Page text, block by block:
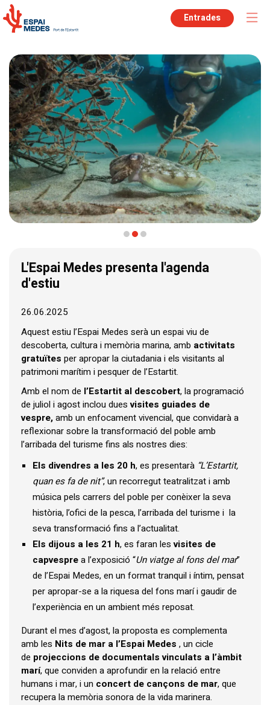
Entrades
L'Espai Medes presenta l'agenda
d'estiu
26.06.2025
Aquest estiu l’Espai Medes serà un espai viu de
descoberta, cultura i memòria marina, amb activitats
gratuïtes per apropar la ciutadania i els visitants al
patrimoni marítim i pesquer de l’Estartit.
Amb el nom de l’Estartit al descobert, la programació
de juliol i agost inclou duesvisites guiades de
vespre,amb un enfocament vivencial, que convidarà a
reflexionar sobre la transformació del poble amb
l’arribada del turisme fins als nostres dies:
Els divendres a les 20 h, es presentarà “L’Estartit,
quan es fa de nit”, un recorregut teatralitzat i amb
música pels carrers del poble per conèixer la seva
història, l’ofici de la pesca, l’arribada del turisme i la
seva transformació fins a l’actualitat.
Els dijous a les 21 h, es faran lesvisites de
capvesprea l’exposició “Un viatge al fons del mar”
de l’Espai Medes, en un format tranquil i íntim, pensat
per apropar-se a la riquesa del fons marí i gaudir de
l’experiència en un ambient més reposat.
Durant el mes d’agost, la proposta es complementa
amb les Nits de mar a l’Espai Medes , un cicle
de projeccions de documentals vinculats a l’àmbit
marí, que conviden a aprofundir en la relació entre
humans i mar, i un concert de cançons de mar, que
recupera la memòria sonora de la vida marinera.